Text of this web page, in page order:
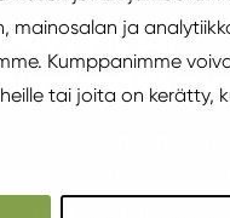
mainosalan ja
Kumppanimme
tai joita on kerätty,
Metal